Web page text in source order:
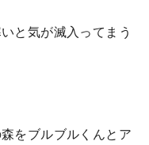
と気が滅入ってまう
をブルブルくんとア